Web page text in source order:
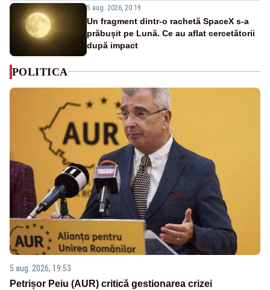
5 aug. 2026, 20:19
Un fragment dintr-o rachetă SpaceX s-a
prăbușit pe Lună. Ce au aflat cercetătorii
după impact
POLITICA
5 aug. 2026, 19:53
Petrișor Peiu (AUR) critică gestionarea crizei